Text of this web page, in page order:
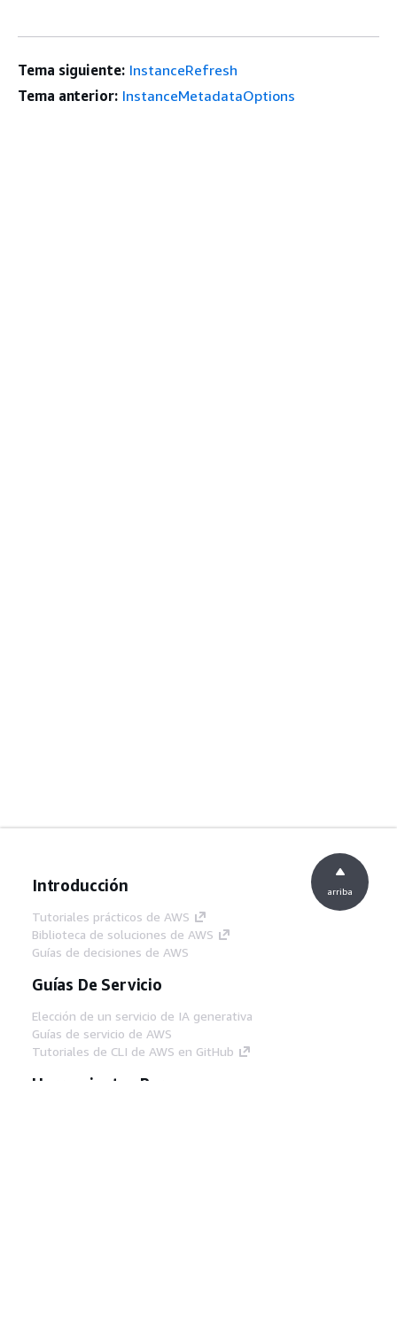
Tema siguiente: InstanceRefresh
Tema anterior: InstanceMetadataOptions
Introducción
Tutoriales prácticos de AWS
Biblioteca de soluciones de AWS
Guías de decisiones de AWS
Guías De Servicio
Elección de un servicio de IA generativa
Guías de servicio de AWS
Tutoriales de CLI de AWS en GitHub
Herramientas Para
arriba